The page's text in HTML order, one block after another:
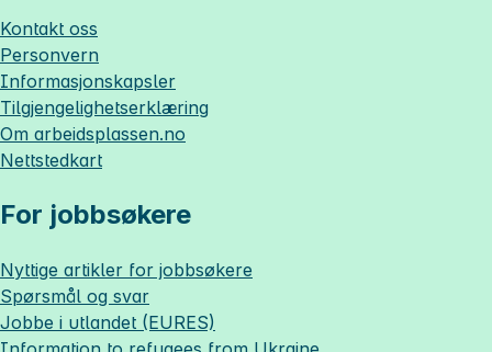
Kontakt oss
Personvern
Informasjonskapsler
Tilgjengelighetserklæring
Om arbeidsplassen.no
Nettstedkart
For jobbsøkere
Nyttige artikler for jobbsøkere
Spørsmål og svar
Jobbe i utlandet (EURES)